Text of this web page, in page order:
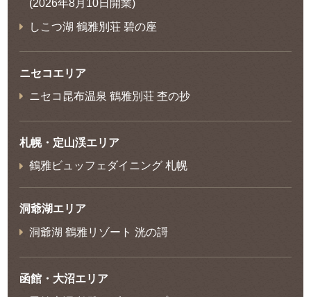
(2026年8月10日開業)
しこつ湖 鶴雅別荘 碧の座
ニセコエリア
ニセコ昆布温泉 鶴雅別荘 杢の抄
札幌・定山渓エリア
鶴雅ビュッフェダイニング 札幌
洞爺湖エリア
洞爺湖 鶴雅リゾート 洸の謌
函館・大沼エリア